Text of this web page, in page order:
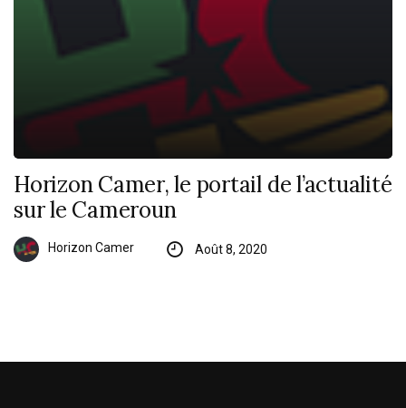
Horizon Camer, le portail de l’actualité
sur le Cameroun
Horizon Camer Août 8, 2020